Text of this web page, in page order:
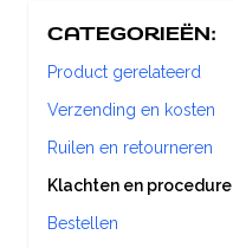
CATEGORIEËN:
Product gerelateerd
Verzending en kosten
Ruilen en retourneren
Klachten en procedure
Bestellen